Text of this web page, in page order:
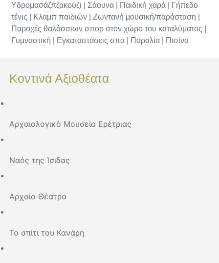
Υδρομασάζ/τζακούζι | Σάουνα | Παιδική χαρά | Γήπεδο
τένις | Κλαμπ παιδιών | Ζωντανή μουσική/παράσταση |
Παροχές θαλάσσιων σπορ στον χώρο του καταλύματος |
Γυμναστική | Εγκαταστάσεις σπα | Παραλία | Πισίνα
Κοντινά Αξιοθέατα
Αρχαιολογικό Μουσείο Ερέτριας
Ναός της Ίσιδας
Αρχαίο Θέατρο
Το σπίτι του Κανάρη